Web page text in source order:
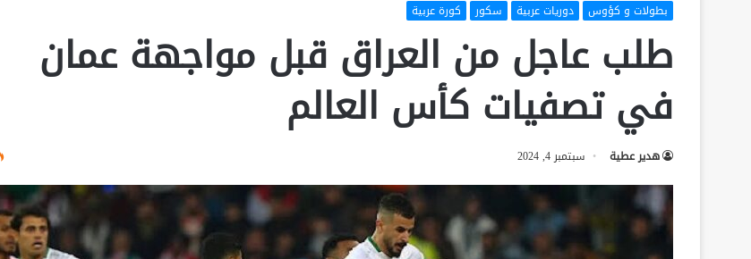
بطولات و كؤوس دوريات عربية سكور كورة عربية
طلب عاجل من العراق قبل مواجهة عمان
في تصفيات كأس العالم
هدير عطية سبتمبر 4, 2024